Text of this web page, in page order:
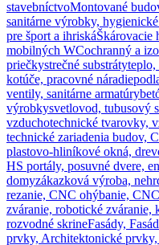
stavebníctvoMontované
sanitárne výrobky,
pre šport a ihriskáŠkárovacie
mobilných WCochranný a
priečkystrečné substrátyteplo,
kotúče, pracovné náradie
ventily, sanitárne armatúry
výrobkysvetlovod, tubusový
vzduchotechnické tvarovky,
technické zariadenia budov,
plastovo-hliníkové okná,
HS portály, posuvné dvere,
domyzákazková výroba,
rezanie, CNC ohýbanie,
zváranie, robotické zváranie,
rozvodné skrineFasády,
prvky, Architektonické